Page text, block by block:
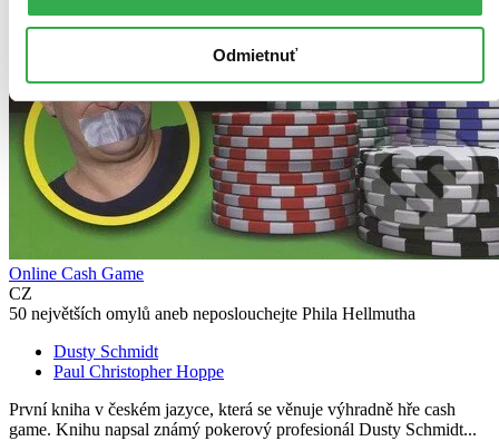
Odmietnuť
Online Cash Game
CZ
50 největších omylů aneb neposlouchejte Phila Hellmutha
Dusty Schmidt
Paul Christopher Hoppe
První kniha v českém jazyce, která se věnuje výhradně hře cash
game. Knihu napsal známý pokerový profesionál Dusty Schmidt...